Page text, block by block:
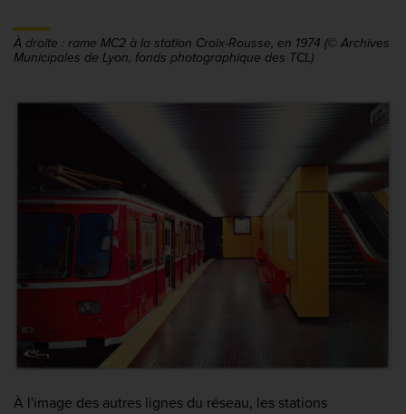
À droite : rame MC2 à la station Croix-Rousse, en 1974 (© Archives
Municipales de Lyon, fonds photographique des TCL)
À l'image des autres lignes du réseau, les stations